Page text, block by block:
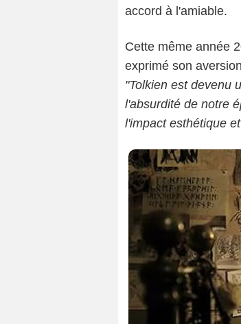
accord à l'amiable.
Cette même année
exprimé son
"Tolkien est devenu
l'absurdité de notre
l'impact esthétique